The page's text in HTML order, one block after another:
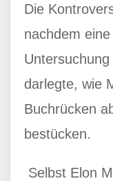
Die
nachdem
darlegte, wie
Buchrücken
bestücken.
Selbst Elon